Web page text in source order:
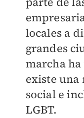
locales a
grandes
marcha
existe
social e
LGBT.